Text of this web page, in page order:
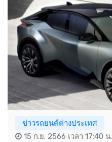
ข่าวรถยนต์ต่างประเทศ
15 ก.ย. 2566 เวลา 17:40 น.